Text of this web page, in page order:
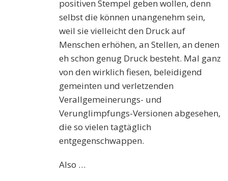
positiven Stempel geben wollen, denn
selbst die können unangenehm sein,
weil sie vielleicht den Druck auf
Menschen erhöhen, an Stellen, an denen
eh schon genug Druck besteht. Mal ganz
von den wirklich fiesen, beleidigend
gemeinten und verletzenden
Verallgemeinerungs- und
Verunglimpfungs-Versionen abgesehen,
die so vielen tagtäglich
entgegenschwappen.
Also …